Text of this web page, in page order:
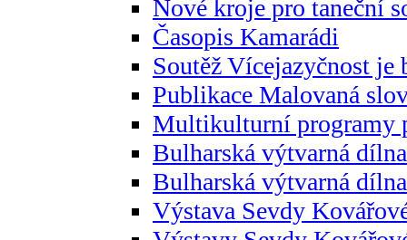
Nové kroje pro taneční
Časopis Kamarádi
Soutěž Vícejazyčnost je
Publikace Malovaná
Multikulturní programy
Bulharská výtvarná
Bulharská výtvarná
Výstava Sevdy